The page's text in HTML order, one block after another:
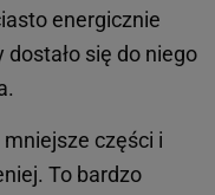
energicznie
się do niego
części i
To bardzo